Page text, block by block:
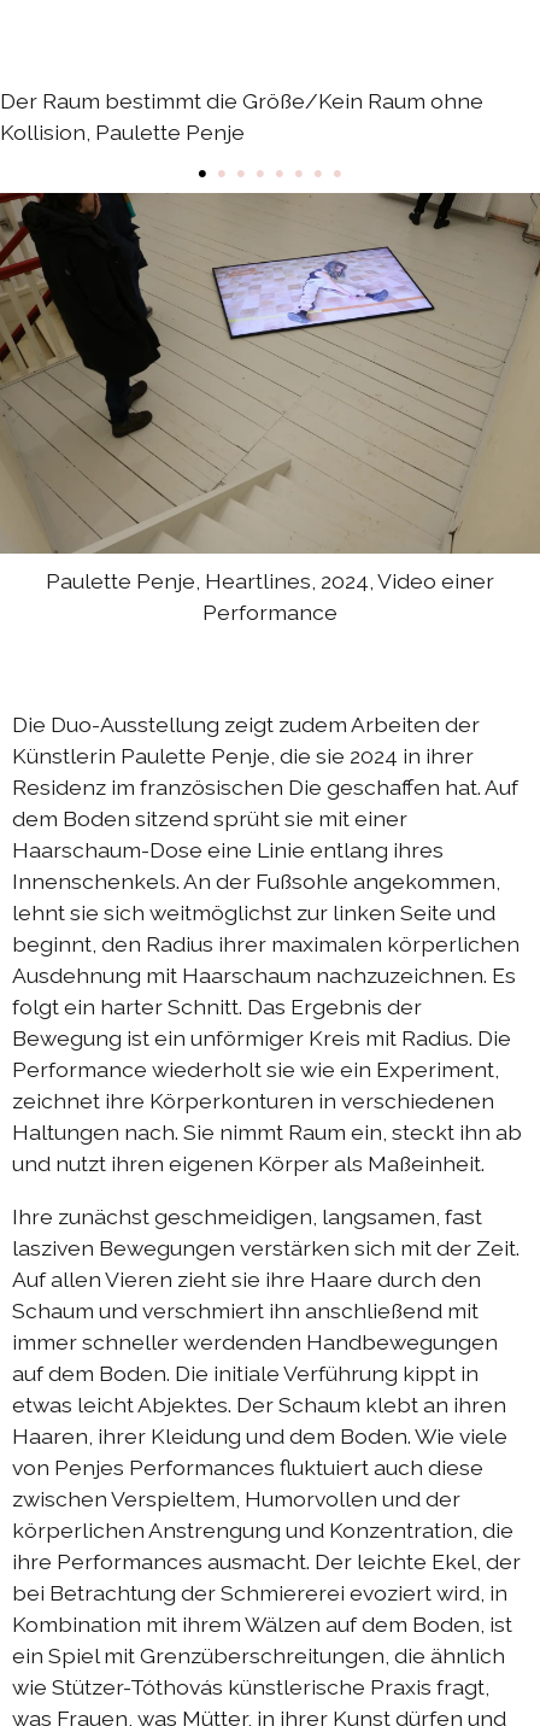
Der Raum bestimmt die Größe/Kein Raum ohne
Kollision, Paulette Penje
• • • • • • • •
Paulette Penje, Heartlines, 2024, Video einer
Performance
Die Duo-Ausstellung zeigt zudem Arbeiten der
Künstlerin Paulette Penje, die sie 2024 in ihrer
Residenz im französischen Die geschaffen hat. Auf
dem Boden sitzend sprüht sie mit einer
Haarschaum-Dose eine Linie entlang ihres
Innenschenkels. An der Fußsohle angekommen,
lehnt sie sich weitmöglichst zur linken Seite und
beginnt, den Radius ihrer maximalen körperlichen
Ausdehnung mit Haarschaum nachzuzeichnen. Es
folgt ein harter Schnitt. Das Ergebnis der
Bewegung ist ein unförmiger Kreis mit Radius. Die
Performance wiederholt sie wie ein Experiment,
zeichnet ihre Körperkonturen in verschiedenen
Haltungen nach. Sie nimmt Raum ein, steckt ihn ab
und nutzt ihren eigenen Körper als Maßeinheit.
Ihre zunächst geschmeidigen, langsamen, fast
lasziven Bewegungen verstärken sich mit der Zeit.
Auf allen Vieren zieht sie ihre Haare durch den
Schaum und verschmiert ihn anschließend mit
immer schneller werdenden Handbewegungen
auf dem Boden. Die initiale Verführung kippt in
etwas leicht Abjektes. Der Schaum klebt an ihren
Haaren, ihrer Kleidung und dem Boden. Wie viele
von Penjes Performances fluktuiert auch diese
zwischen Verspieltem, Humorvollen und der
körperlichen Anstrengung und Konzentration, die
ihre Performances ausmacht. Der leichte Ekel, der
bei Betrachtung der Schmiererei evoziert wird, in
Kombination mit ihrem Wälzen auf dem Boden, ist
ein Spiel mit Grenzüberschreitungen, die ähnlich
wie Stützer-Tóthovás künstlerische Praxis fragt,
was Frauen, was Mütter, in ihrer Kunst dürfen und